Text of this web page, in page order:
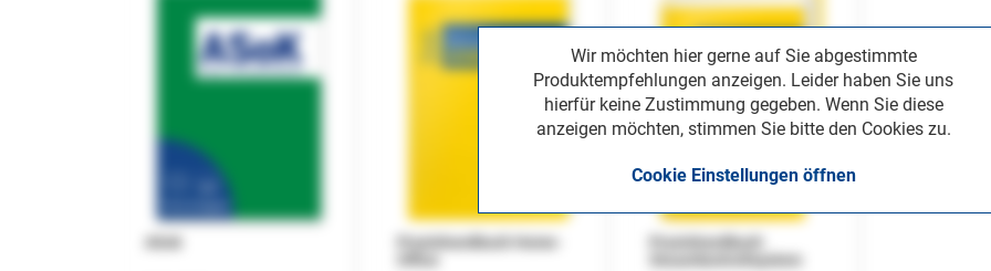
Wir möchten hier gerne auf Sie abgestimmte
Produktempfehlungen anzeigen. Leider haben Sie uns
hierfür keine Zustimmung gegeben. Wenn Sie diese
anzeigen möchten, stimmen Sie bitte den Cookies zu.
Cookie Einstellungen öffnen
Praxishandbuch Home-
Praxishandbuch